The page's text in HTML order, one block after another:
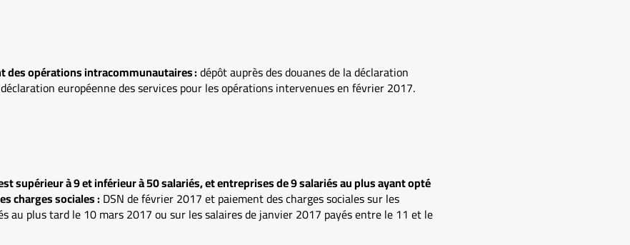
des opérations intracommunautaires :dépôt auprès des douanes de la déclaration
européenne des services pour les opérations intervenues en février 2017.
supérieur à 9 et inférieur à 50 salariés, et entreprises de 9 salariés au plus ayant opté
charges sociales : DSN de février 2017 et paiement des charges sociales sur les
au plus tard le 10 mars 2017 ou sur les salaires de janvier 2017 payés entre le 11 et le